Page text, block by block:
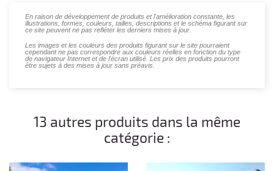
En raison de développement de produits et l'amélioration constante, les
illustrations, formes, couleurs, tailles, descriptions et le schéma figurant sur
ce site peuvent ne pas refléter les derniers mises à jour.
Les images et les couleurs des produits figurant sur le site pourraient
cependant ne pas correspondre aux couleurs réelles en fonction du type
de navigateur Internet et de l'écran utilisé. Les prix des produits pourront
être sujets à des mises à jour sans préavis.
13 autres produits dans la même
catégorie :